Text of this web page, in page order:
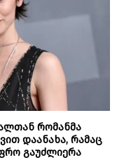
რომანმა
დაანახა, რამაც
გაუძლიერა